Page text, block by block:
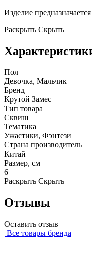
Изделие
Раскрыть Скрыть
Пол
Девочка, Мальчик
Бренд
Крутой Замес
Тип товара
Сквиш
Тематика
Ужастики, Фэнтези
Страна производитель
Китай
Размер, см
6
Раскрыть Скрыть
Отзывы
Оставить отзыв
Все товары бренда